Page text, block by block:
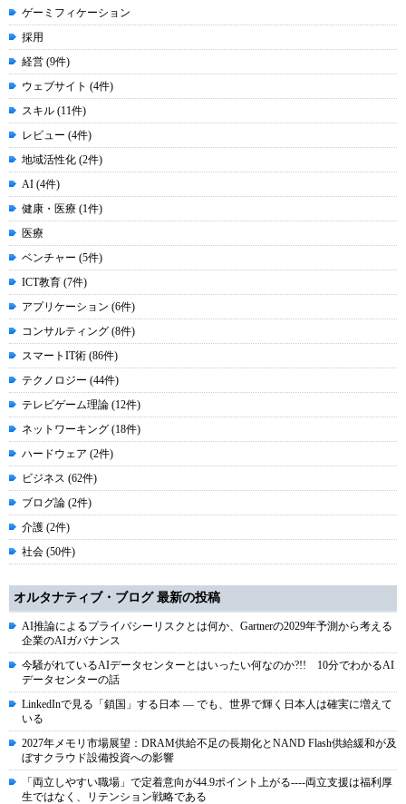
ゲーミフィケーション
採用
経営 (9件)
ウェブサイト (4件)
スキル (11件)
レビュー (4件)
地域活性化 (2件)
AI (4件)
健康・医療 (1件)
医療
ベンチャー (5件)
ICT教育 (7件)
アプリケーション (6件)
コンサルティング (8件)
スマートIT術 (86件)
テクノロジー (44件)
テレビゲーム理論 (12件)
ネットワーキング (18件)
ハードウェア (2件)
ビジネス (62件)
ブログ論 (2件)
介護 (2件)
社会 (50件)
オルタナティブ・ブログ 最新の投稿
AI推論によるプライバシーリスクとは何か、Gartnerの2029年予測から考える
企業のAIガバナンス
今騒がれているAIデータセンターとはいったい何なのか?!! 10分でわかるAI
データセンターの話
LinkedInで見る「鎖国」する日本 ― でも、世界で輝く日本人は確実に増えて
いる
2027年メモリ市場展望：DRAM供給不足の長期化とNAND Flash供給緩和が及
ぼすクラウド設備投資への影響
「両立しやすい職場」で定着意向が44.9ポイント上がる----両立支援は福利厚
生ではなく、リテンション戦略である